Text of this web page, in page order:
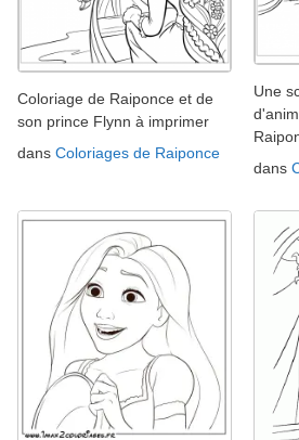
Coloriage de Raiponce et de
son prince Flynn à imprimer
dans Coloriages de Raiponce
Une
dans